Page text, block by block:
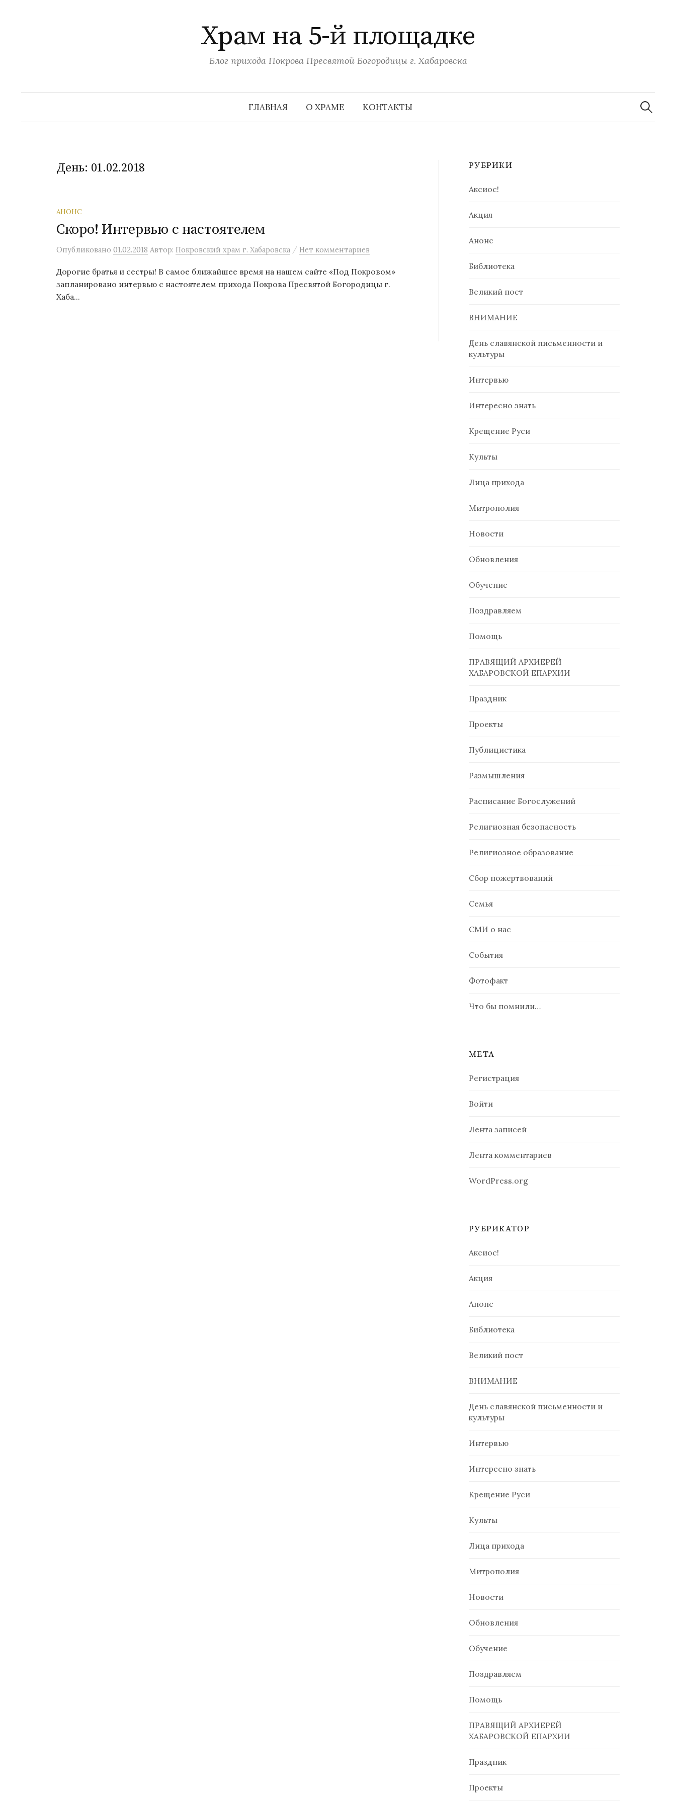
Храм на 5-й площадке
Блог прихода Покрова Пресвятой Богородицы г. Хабаровска
ГЛАВНАЯ О ХРАМЕ КОНТАКТЫ
Найти:
День: 01.02.2018
АНОНС
Скоро! Интервью с настоятелем
Опубликовано 01.02.2018 Автор: Покровский храм г. Хабаровска / Нет комментариев
Дорогие братья и сестры! В самое ближайшее время на нашем сайте «Под Покровом»
запланировано интервью с настоятелем прихода Покрова Пресвятой Богородицы г.
Хаба...
РУБРИКИ
Аксиос!
Акция
Анонс
Библиотека
Великий пост
ВНИМАНИЕ
День славянской письменности и
культуры
Интервью
Интересно знать
Крещение Руси
Культы
Лица прихода
Митрополия
Новости
Обновления
Обучение
Поздравляем
Помощь
ПРАВЯЩИЙ АРХИЕРЕЙ
ХАБАРОВСКОЙ ЕПАРХИИ
Праздник
Проекты
Публицистика
Размышления
Расписание Богослужений
Религиозная безопасность
Религиозное образование
Сбор пожертвований
Семья
СМИ о нас
События
Фотофакт
Что бы помнили…
МЕТА
Регистрация
Войти
Лента записей
Лента комментариев
WordPress.org
РУБРИКАТОР
Аксиос!
Акция
Анонс
Библиотека
Великий пост
ВНИМАНИЕ
День славянской письменности и
культуры
Интервью
Интересно знать
Крещение Руси
Культы
Лица прихода
Митрополия
Новости
Обновления
Обучение
Поздравляем
Помощь
ПРАВЯЩИЙ АРХИЕРЕЙ
ХАБАРОВСКОЙ ЕПАРХИИ
Праздник
Проекты